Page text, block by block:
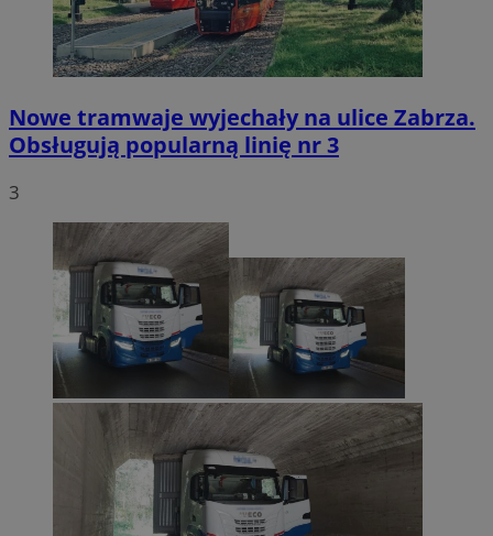
Nowe tramwaje wyjechały na ulice Zabrza.
Obsługują popularną linię nr 3
3